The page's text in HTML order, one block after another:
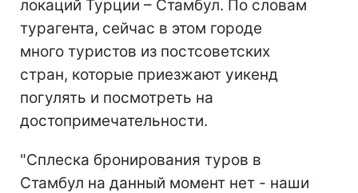
локаций Турции – Стамбул. По словам
турагента, сейчас в этом городе
много туристов из постсоветских
стран, которые приезжают уикенд
погулять и посмотреть на
достопримечательности.
"Сплеска бронирования туров в
Стамбул на данный момент нет - наши